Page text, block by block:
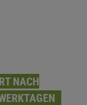
NACH